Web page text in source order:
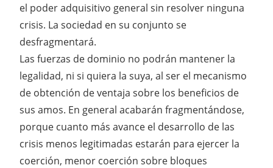
el poder adquisitivo general sin resolver ninguna
crisis. La sociedad en su conjunto se
desfragmentará.
Las fuerzas de dominio no podrán mantener la
legalidad, ni si quiera la suya, al ser el mecanismo
de obtención de ventaja sobre los beneficios de
sus amos. En general acabarán fragmentándose,
porque cuanto más avance el desarrollo de las
crisis menos legitimadas estarán para ejercer la
coerción, menor coerción sobre bloques